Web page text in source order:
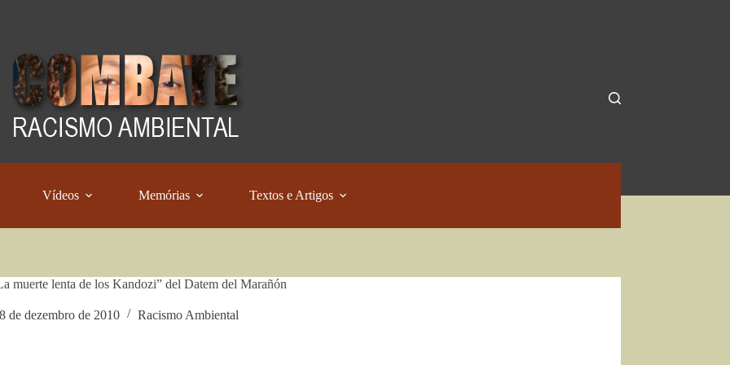
Vídeos Memórias Textos e Artigos
muerte lenta de los Kandozi” del Datem del Marañón
de dezembro de 2010 Racismo Ambiental